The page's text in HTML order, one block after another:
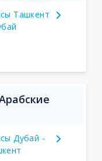
Ташкент
Дубай -